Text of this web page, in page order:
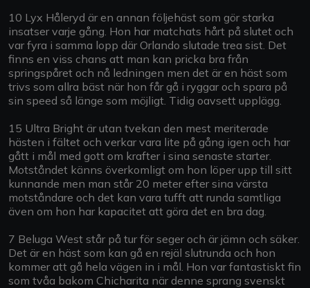
10 Lyx Håleryd är en annan följehäst som gör starka
insatser varje gång. Hon har matchats hårt på slutet och
var fyra i samma lopp där Orlando slutade trea sist. Det
finns en viss chans att man kan pricka bra från
springspåret och nå ledningen men det är en häst som
trivs som allra bäst när hon får gå i ryggar och spara på
sin speed så länge som möjligt. Tidig oavsett upplägg.
15 Ultra Bright är utan tvekan den mest meriterade
hästen i fältet och verkar vara lite på gång igen och har
gått i mål med gott om krafter i sina senaste starter.
Motståndet känns överkomligt om hon löper upp till sitt
kunnande men man står 20 meter efter sina värsta
motståndare och det kan vara tufft att runda samtliga
även om hon har kapacitet att göra det en bra dag.
7 Beluga West står på tur för seger och är jämn och säker.
Det är en häst som kan gå en rejäl slutrunda och hon
kommer att gå hela vägen in i mål. Hon var fantastiskt fin
som tvåa bakom Chicharita när denne sprang svenskt